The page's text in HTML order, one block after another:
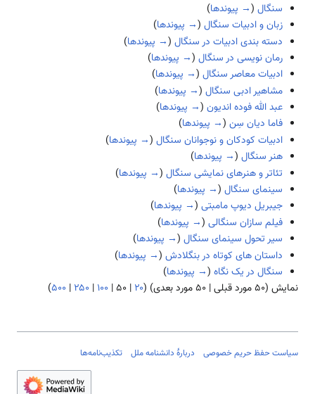
سنگال (→ پیوندها)
زبان و ادبیات سنگال (→ پیوندها)
دسته بندی ادبیات در سنگال (→ پیوندها)
رمان نویسی در سنگال (→ پیوندها)
ادبیات معاصر سنگال (→ پیوندها)
مشاهیر ادبی سنگال (→ پیوندها)
عبد الله فوده اندیون (→ پیوندها)
فاما دیان سِن (→ پیوندها)
ادبیات کودکان و نوجوانان سنگال (→ پیوندها)
هنر سنگال (→ پیوندها)
تئاتر و هنرهای نمایشی سنگال (→ پیوندها)
سینمای سنگال (→ پیوندها)
جیبریل دیوپ مامبتی (→ پیوندها)
فیلم سازان سنگالی (→ پیوندها)
سیر تحول سینمای سنگال (→ پیوندها)
داستان های کوتاه در بنگلادش (→ پیوندها)
سنگال در یک نگاه (→ پیوندها)
نمایش (۵۰ مورد قبلی | ۵۰ مورد بعدی ) (۲۰ | ۵۰| ۱۰۰ | ۲۵۰ | ۵۰۰)
سیاست حفظ حریم خصوصی دربارهٔ دانشنامه ملل تکذیب‌نامه‌ها